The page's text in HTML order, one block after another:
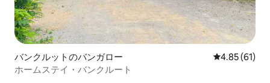
バンクルットのバンガロー レビュー61
4.85 (61)
ホームステイ・バンクルート